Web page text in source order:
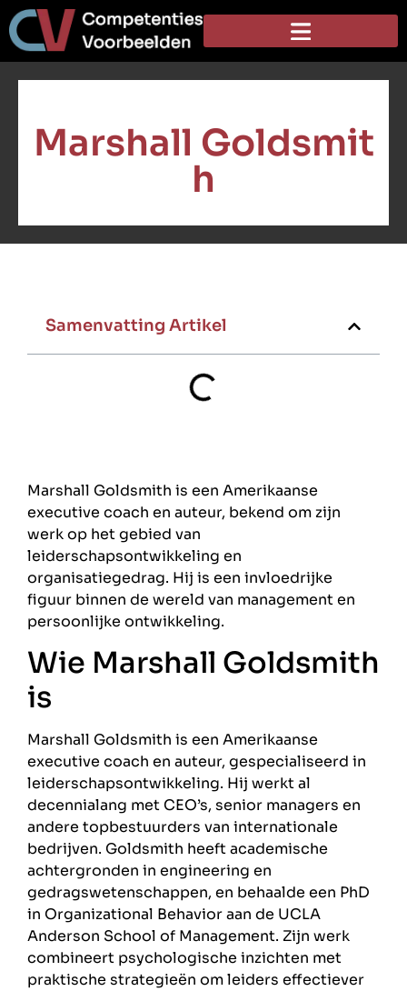
Marshall Goldsmit
h
Samenvatting Artikel
Marshall Goldsmith is een Amerikaanse
executive coach en auteur, bekend om zijn
werk op het gebied van
leiderschapsontwikkeling en
organisatiegedrag. Hij is een invloedrijke
figuur binnen de wereld van management en
persoonlijke ontwikkeling.
Wie Marshall Goldsmith
is
Marshall Goldsmith is een Amerikaanse
executive coach en auteur, gespecialiseerd in
leiderschapsontwikkeling. Hij werkt al
decennialang met CEO’s, senior managers en
andere topbestuurders van internationale
bedrijven. Goldsmith heeft academische
achtergronden in engineering en
gedragswetenschappen, en behaalde een PhD
in Organizational Behavior aan de UCLA
Anderson School of Management. Zijn werk
combineert psychologische inzichten met
praktische strategieën om leiders effectiever